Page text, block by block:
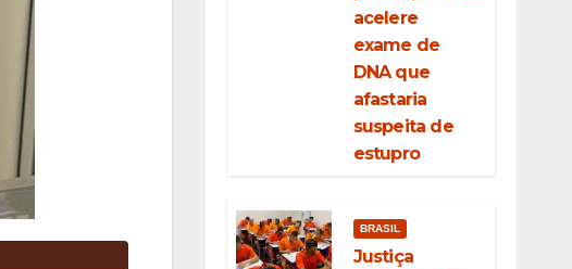
acelere
exame de
DNA que
afastaria
suspeita de
estupro
BRASIL
Justiça